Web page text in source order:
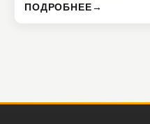
ПОДРОБНЕЕ→